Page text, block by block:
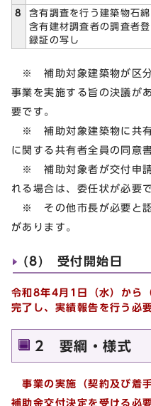
8
含有調査を行う建築物石綿
含有建材調査者の調査者登
録証の写し
※ 補助対象建築物が区分
事業を実施する旨の決議が
要です。
※ 補助対象建築物に共有
に関する共有者全員の同意
※ 補助対象者が交付申請
れる場合は、委任状が必要
※ その他市長が必要と認
があります。
(8) 受付開始日
令和8年4月1日（水）から
完了し、実績報告を行う必
2 要綱・様式
事業の実施（契約及び着
補助金交付決定を受ける 必